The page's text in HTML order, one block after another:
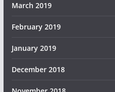
March 2019
February 2019
January 2019
December 2018